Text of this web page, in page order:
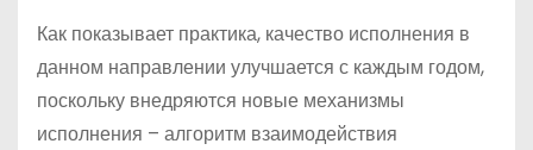
Как показывает практика, качество исполнения в
данном направлении улучшается с каждым годом,
поскольку внедряются новые механизмы
исполнения – алгоритм взаимодействия